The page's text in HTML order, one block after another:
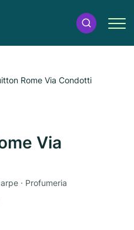
Rome Via Condotti
Via
· Profumeria